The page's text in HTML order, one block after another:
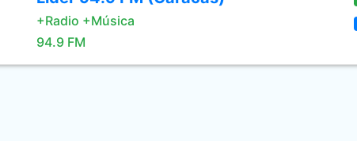
+Radio +Música
94.9 FM